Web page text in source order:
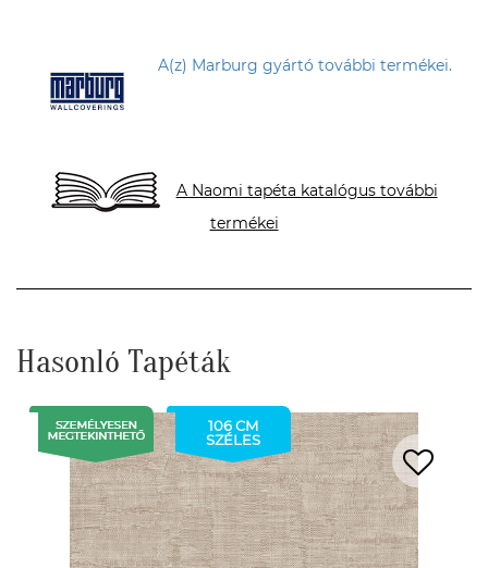
A(z) Marburg gyártó további termékei.
A Naomi tapéta katalógus további
termékei
Hasonló Tapéták
106 CM
SZÉLES